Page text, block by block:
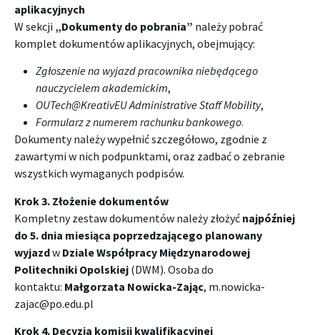
aplikacyjnych
W sekcji „Dokumenty do pobrania” należy pobrać
komplet dokumentów aplikacyjnych, obejmujący:
Zgłoszenie na wyjazd pracownika niebędącego
nauczycielem akademickim,
OUTech@KreativEU Administrative Staff Mobility,
Formularz z numerem rachunku bankowego.
Dokumenty należy wypełnić szczegółowo, zgodnie z
zawartymi w nich podpunktami, oraz zadbać o zebranie
wszystkich wymaganych podpisów.
Krok 3. Złożenie dokumentów
Kompletny zestaw dokumentów należy złożyć najpóźniej
do 5. dnia miesiąca poprzedzającego planowany
wyjazdw Dziale Współpracy Międzynarodowej
Politechniki Opolskiej (DWM). Osoba do
kontaktu: Małgorzata Nowicka-Zając, m.nowicka-
zajac@po.edu.pl
Krok 4. Decyzja komisji kwalifikacyjnej